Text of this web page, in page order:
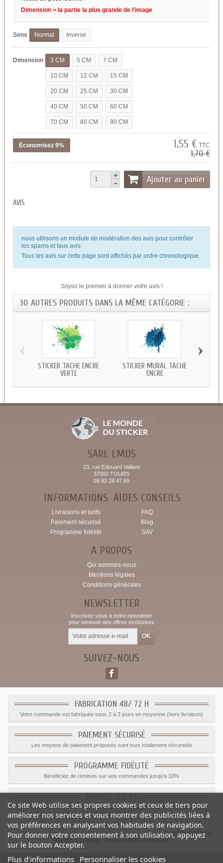
Dimension = la partie la plus grande de l'image
Sens Normal Inverse
Dimension 3 CM 5 CM 7 CM
10 CM 12 CM 15 CM
20 CM 25 CM 30 CM
40 CM 50 CM 60 CM
70 CM 80 CM 90 CM
Économisez 9% 1,55 € TTC
1,70 €
Ajouter au panier
AVIS
nous utilisons un module de modération des avis pour contrôler
les spams et faux avis
Tous les avis sur cette page sont affichés par ordre chronologique.
Soyez le premier à donner votre avis !
30 AUTRES PRODUITS DANS LA MÊME CATÉGORIE :
STICKER TACHE ENCRE
VERTE
STICKER MURAL TACHE
ENCRE
‹ ›
SARL LMDS
23, rue Edouard Vaillant
37000 TOURS
09 82 28 47 69
INFORMATIONS
Livraisons et tarifs
Paiement sécurisé
Programme fidélité
AIDES CONSEILS
FAQ
Blog
SAV
A PROPOS
Qui sommes-nous
Mentions légales
Conditions générales
NEWSLETTER
Inscrivez-vous à notre newsletter
pour recevoir des offres exclusives
SUIVEZ-NOUS
FABRICATION 48/ 72 H
Votre commande est fabriquée sous 2 à 3 jours en moyenne (hors livraison)
PAIEMENT SÉCURISÉ
Les moyens de paiement proposés sont tous totalement sécurisés
PROGRAMME FIDÉLITÉ
Bénéficiez de remises sur vos commandes jusqu'a 10%
Le service client est a votre disposition du lundi au vendredi de 8h à 17h
09.82.28.47.69.
© 2012 - 2026 Le
Monde du Sticker :
stickers déco et muraux
Ce site Web utilise ses propres cookies et ceux de tiers pour
améliorer nos services et vous montrer des publicités liées à
vos préférences en analysant vos habitudes de navigation.
Pour donner votre consentement à son utilisation, appuyez
sur le bouton Accepter.
Plus d'informations Personnaliser les cookies